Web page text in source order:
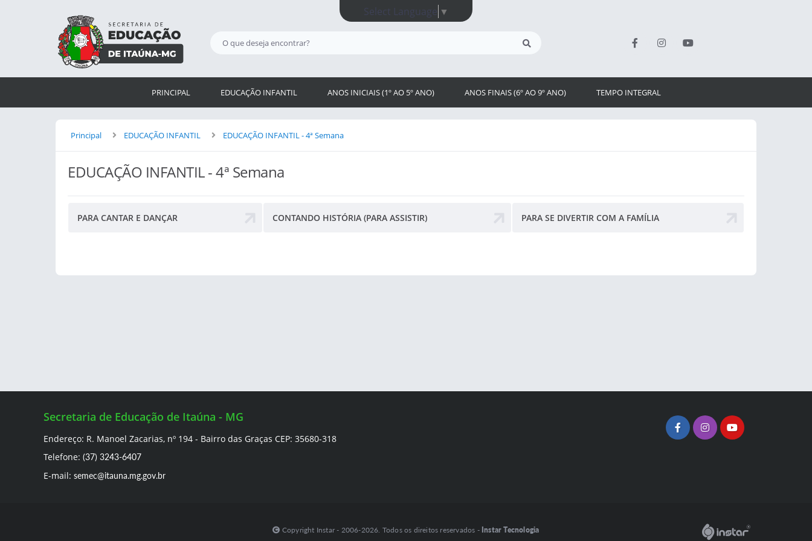
Select Language ▼
PRINCIPAL EDUCAÇÃO INFANTIL ANOS INICIAIS (1º AO 5º ANO) ANOS FINAIS (6º AO 9º ANO) TEMPO INTEGRAL
Principal EDUCAÇÃO INFANTIL EDUCAÇÃO INFANTIL - 4ª Semana
EDUCAÇÃO INFANTIL - 4ª Semana
PARA CANTAR E DANÇAR CONTANDO HISTÓRIA (PARA ASSISTIR) PARA SE DIVERTIR COM A FAMÍLIA
Secretaria de Educação de Itaúna - MG
Endereço: R. Manoel Zacarias, nº 194 - Bairro das Graças CEP: 35680-318
Telefone: (37) 3243-6407
E-mail: semec@itauna.mg.gov.br
Copyright Instar - 2006-2026. Todos os direitos reservados - Instar Tecnologia